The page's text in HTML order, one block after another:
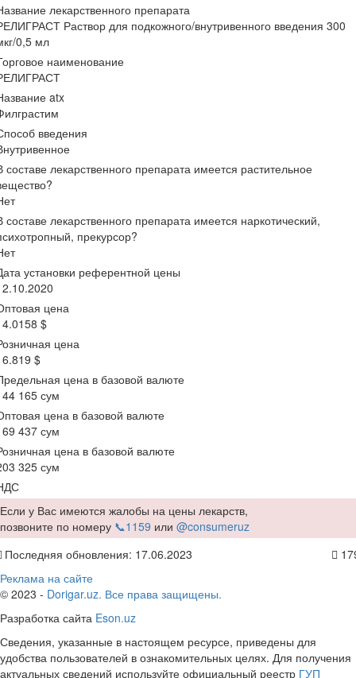
лекарственного препарата
Раствор для подкожного/внутривенного введения 300
0,5 мл
наименование
atx
введения
составе лекарственного препарата имеется растительное
составе лекарственного препарата имеется наркотический,
прекурсор?
установки референтной цены
цена
$
цена
$
цена в базовой валюте
165 сум
цена в базовой валюте
437 сум
цена в базовой валюте
325 сум
Если у Вас имеются жалобы на цены лекарств,
позвоните по номеру 📞1159 или @consumeruz
Последняя обновления: 17.06.2023
Реклама на сайте
© 2023 - Dorigar.uz. Все права защищены.
Разработка сайта Eson.uz
Сведения, указанные в настоящем ресурсе, приведены для
удобства пользователей в ознакомительных целях. Для получения
актуальных сведений используйте официальный реестр ГУП